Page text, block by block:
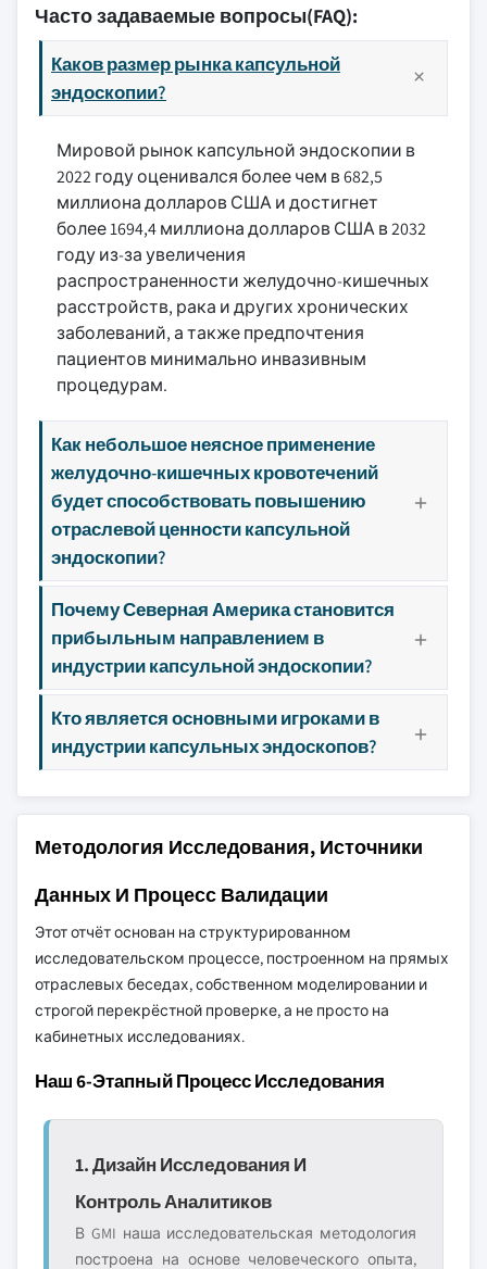
Часто задаваемые вопросы(FAQ):
Каков размер рынка капсульной
эндоскопии?
Мировой рынок капсульной эндоскопии в
2022 году оценивался более чем в 682,5
миллиона долларов США и достигнет
более 1694,4 миллиона долларов США в 2032
году из-за увеличения
распространенности желудочно-кишечных
расстройств, рака и других хронических
заболеваний, а также предпочтения
пациентов минимально инвазивным
процедурам.
Как небольшое неясное применение
желудочно-кишечных кровотечений
будет способствовать повышению
отраслевой ценности капсульной
эндоскопии?
Почему Северная Америка становится
прибыльным направлением в
индустрии капсульной эндоскопии?
Кто является основными игроками в
индустрии капсульных эндоскопов?
Методология Исследования, Источники
Данных И Процесс Валидации
Этот отчёт основан на структурированном
исследовательском процессе, построенном на прямых
отраслевых беседах, собственном моделировании и
строгой перекрёстной проверке, а не просто на
кабинетных исследованиях.
Наш 6-Этапный Процесс Исследования
1. Дизайн Исследования И
Контроль Аналитиков
В GMI наша исследовательская методология
построена на основе человеческого опыта,